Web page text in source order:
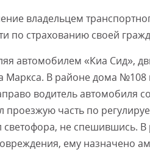
владельцем
по страхованию своей
автомобилем «Киа Сид»,
Маркса. В районе дома
водитель автомобиля
проезжую часть по
не спешившись. В
ему назначено